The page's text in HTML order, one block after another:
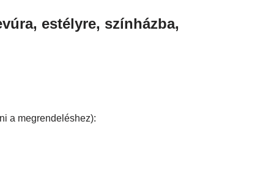
estélyre, színházba,
a megrendeléshez):